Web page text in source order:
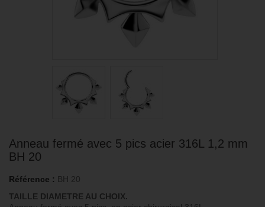
Anneau fermé avec 5 pics acier 316L 1,2 mm
BH 20
Référence : BH 20
TAILLE DIAMETRE AU CHOIX.